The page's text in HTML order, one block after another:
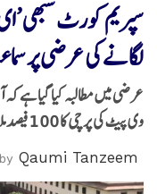
سپریم کورٹ سبھی
لگانے کی عرضی پر
عرضی میں مطالبہ کیا گیا ہے کہ
وی پیٹ کی پرچی کا 100 فیصد ملان ہو
by Qaumi Tanzeem